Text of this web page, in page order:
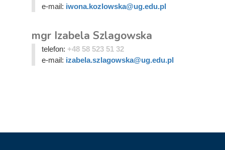
e-mail: iwona.kozlowska@ug.edu.pl
mgr Izabela Szlagowska
telefon: +48 58 523 51 32
e-mail: izabela.szlagowska@ug.edu.pl